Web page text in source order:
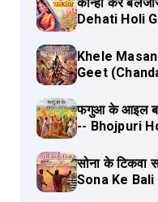
Dehati Holi
Khele
Geet
फगुआ के आइल
-- Bhojpuri
सोना के टिकवा
Sona Ke